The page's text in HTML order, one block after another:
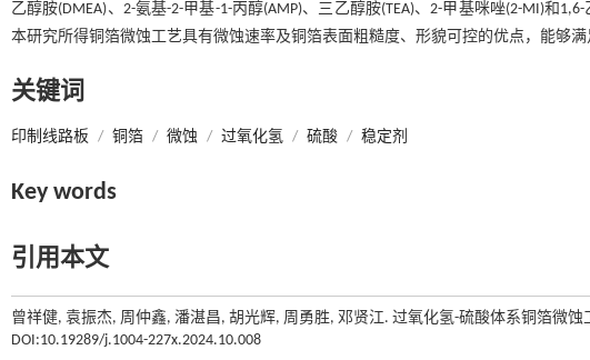
乙醇胺(DMEA)、2-氨基-2-甲基-1-丙醇(AMP)、三乙醇胺(TEA)、2-甲基咪唑(2-MI)和
本研究所得铜箔微蚀工艺具有微蚀速率及铜箔表面粗糙度、形貌可控的优点，能够满
关键词
印制线路板 / 铜箔 / 微蚀 / 过氧化氢 / 硫酸 / 稳定剂
Key words
引用本文
曾祥健, 袁振杰, 周仲鑫, 潘湛昌, 胡光辉, 周勇胜, 邓贤江. 过氧化氢-硫酸体系铜箔微蚀
DOI:10.19289/j.1004-227x.2024.10.008